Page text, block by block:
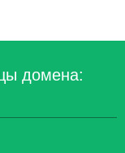
домена: